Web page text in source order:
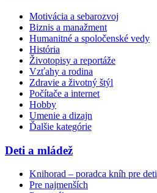
Motivácia a sebarozvoj
Biznis a manažment
Humanitné a spoločenské vedy
História
Životopisy a reportáže
Vzťahy a rodina
Zdravie a životný štýl
Počítače a internet
Hobby
Umenie a dizajn
Ďalšie kategórie
Deti a mládež
Knihorad – poradca kníh pre deti
Pre najmenších